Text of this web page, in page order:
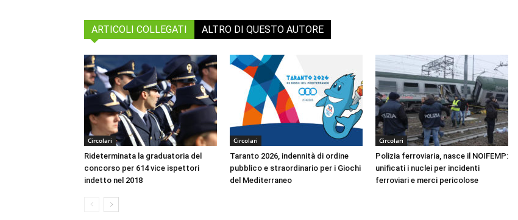
ARTICOLI COLLEGATI ALTRO DI QUESTO AUTORE
Circolari
Rideterminata la graduatoria del
concorso per 614 vice ispettori
indetto nel 2018
Circolari
Taranto 2026, indennità di ordine
pubblico e straordinario per i Giochi
del Mediterraneo
Circolari
Polizia ferroviaria, nasce il NOIFEMP:
unificati i nuclei per incidenti
ferroviari e merci pericolose